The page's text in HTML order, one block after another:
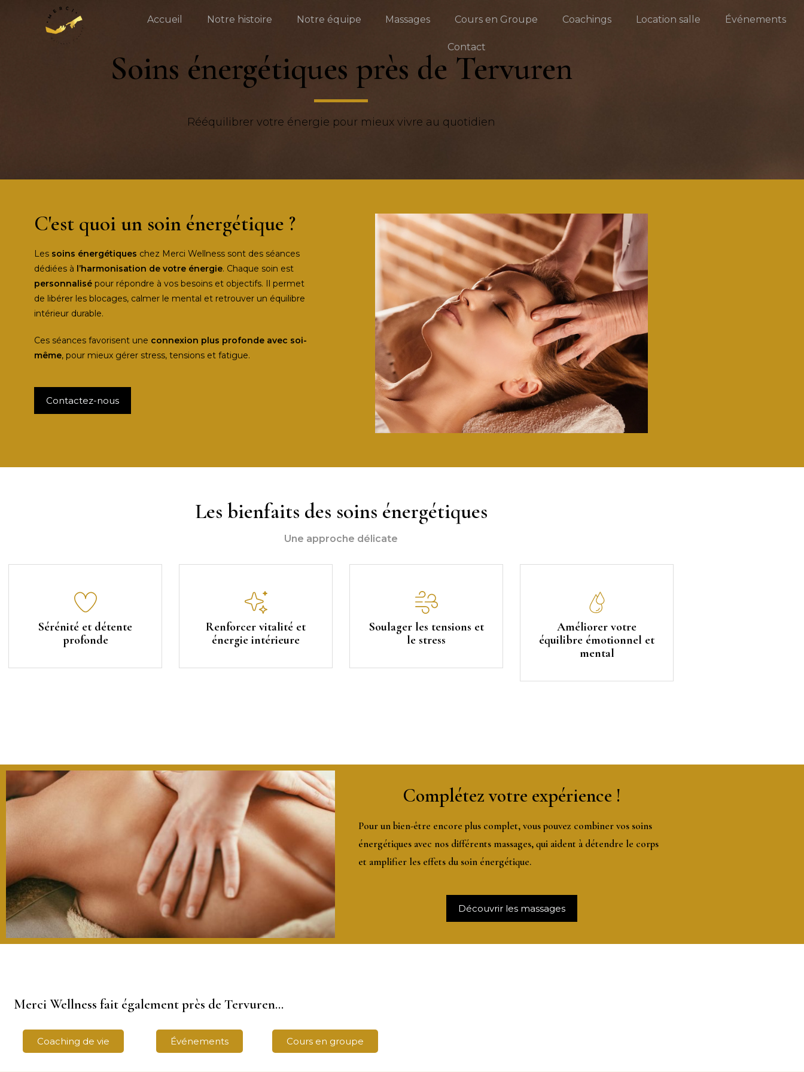
Accueil Notre histoire Notre équipe Massages Cours en Groupe Coachings Location salle Événements
Contact
Soins énergétiques près de Tervuren
Rééquilibrer votre énergie pour mieux vivre au quotidien
C'est quoi un soin énergétique ?
Les soins énergétiques chez Merci Wellness sont des séances
dédiées à l’harmonisation de votre énergie. Chaque soin est
personnalisé pour répondre à vos besoins et objectifs. Il permet
de libérer les blocages, calmer le mental et retrouver un équilibre
intérieur durable.
Ces séances favorisent une connexion plus profonde avec soi-
même, pour mieux gérer stress, tensions et fatigue.
Contactez-nous
Les bienfaits des soins énergétiques
Une approche délicate
Sérénité et détente
profonde
Renforcer vitalité et
énergie intérieure
Soulager les tensions et
le stress
Améliorer votre
équilibre émotionnel et
mental
Complétez votre expérience !
Pour un bien-être encore plus complet, vous pouvez combiner vos soins
énergétiques avec nos différents massages, qui aident à détendre le corps
et amplifier les effets du soin énergétique.
Découvrir les massages
Merci Wellness fait également près de Tervuren...
Coaching de vie Événements Cours en groupe